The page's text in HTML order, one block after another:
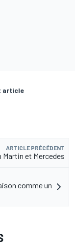
article
ARTICLE PRÉCÉDENT
Martin et Mercedes
comme un